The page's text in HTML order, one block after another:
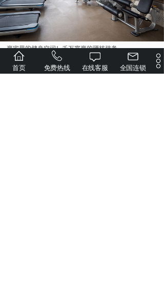
豪宅里的健身空间！千万富豪的硬核装备
视频案例 | 佛山建投恒福壹号会所__力动体育......
首页 免费热线 在线客服 全国连锁